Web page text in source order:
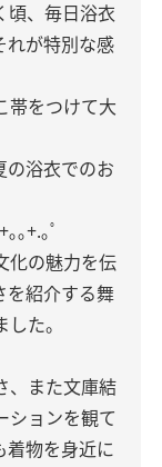
頃、毎日浴衣
れが特別な感
帯をつけて大
の浴衣でのお
｡+.｡ﾟ
化の魅力を伝
を紹介する舞
た。
、また文庫結
ションを観て
着物を身近に